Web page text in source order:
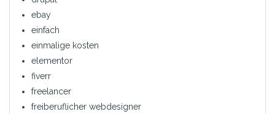
ebay
einfach
einmalige kosten
elementor
fiverr
freelancer
freiberuflicher webdesigner